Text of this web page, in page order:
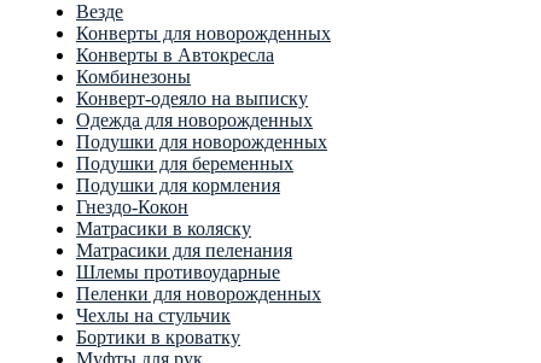
Везде
Конверты для новорожденных
Конверты в Автокресла
Комбинезоны
Конверт-одеяло на выписку
Одежда для новорожденных
Подушки для новорожденных
Подушки для беременных
Подушки для кормления
Гнездо-Кокон
Матрасики в коляску
Матрасики для пеленания
Шлемы противоударные
Пеленки для новорожденных
Чехлы на стульчик
Бортики в кроватку